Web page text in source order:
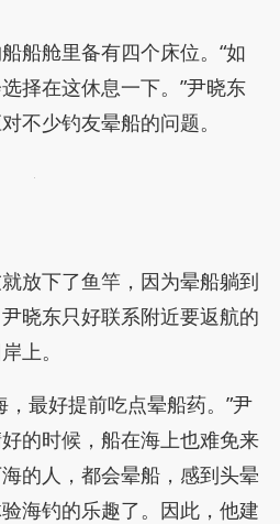
船舱里备有四个床位。“如
择在这休息一下。”尹晓东
不少钓友晕船的问题。
放下了鱼竿，因为晕船躺到
晓东只好联系附近要返航的
上。
，最好提前吃点晕船药。”尹
的时候，船在海上也难免来
的人，都会晕船，感到头晕
海钓的乐趣了。因此，他建